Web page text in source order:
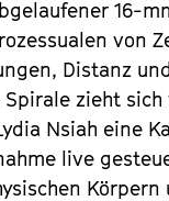
16-
von
Distanz
zieht
Nsiah eine
live